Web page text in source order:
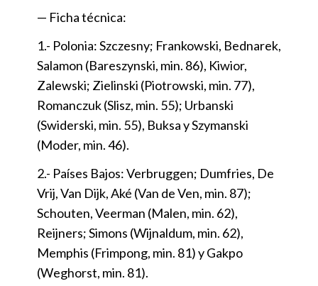
— Ficha técnica:
1.- Polonia: Szczesny; Frankowski, Bednarek,
Salamon (Bareszynski, min. 86), Kiwior,
Zalewski; Zielinski (Piotrowski, min. 77),
Romanczuk (Slisz, min. 55); Urbanski
(Swiderski, min. 55), Buksa y Szymanski
(Moder, min. 46).
2.- Países Bajos: Verbruggen; Dumfries, De
Vrij, Van Dijk, Aké (Van de Ven, min. 87);
Schouten, Veerman (Malen, min. 62),
Reijners; Simons (Wijnaldum, min. 62),
Memphis (Frimpong, min. 81) y Gakpo
(Weghorst, min. 81).